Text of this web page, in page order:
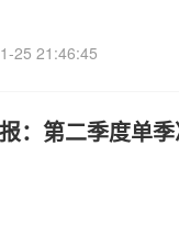
25 21:46:45
：第二季度单